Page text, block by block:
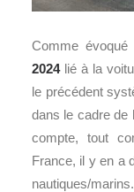
Comme évoqué
2024lié à la
le précédent
dans le cadre de
compte, tout
France, il y en a
nautiques/